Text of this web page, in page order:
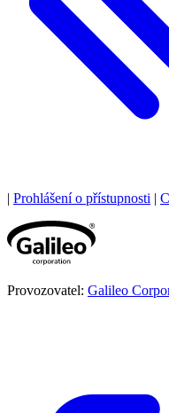
| Prohlášení o přístupnosti |
Provozovatel: Galileo